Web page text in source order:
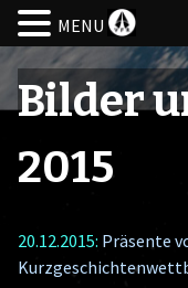
Skip
content
Bilder
2015
20.12.2015: Präsente
MENU